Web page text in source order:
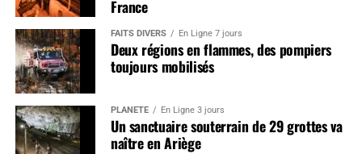
France
FAITS DIVERS En Ligne 7 jours
Deux régions en flammes, des pompiers
toujours mobilisés
PLANÈTE En Ligne 3 jours
Un sanctuaire souterrain de 29 grottes va
naître en Ariège